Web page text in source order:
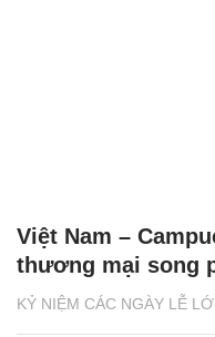
KỶ NIỆM CÁC NGÀY LỄ
Việt Nam –
thương mại song